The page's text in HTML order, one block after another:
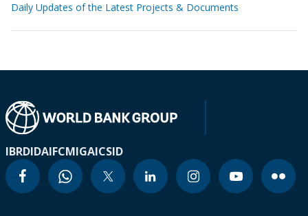
Daily Updates of the Latest Projects & Documents
IBRDIDAIFCMIGAICSID